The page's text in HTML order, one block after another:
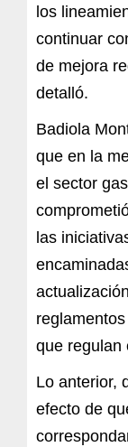
los
continuar
de mejora
detalló.
Badiola
que en la
el sector
las
que regulan
Lo anterior,
efecto de